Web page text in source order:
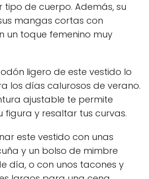
de cuerpo. Además, su
mangas cortas con
un toque femenino muy
ligero de este vestido lo
los días calurosos de verano.
ajustable te permite
y resaltar tus curvas.
este vestido con unas
y un bolso de mimbre
día, o con unos tacones y